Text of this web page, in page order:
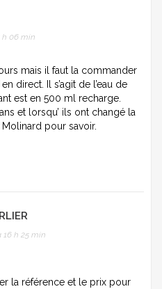
h 06 min
mais il faut la commander
direct. Il s’agit de l’eau de
est en 500 ml recharge.
et lorsqu’ ils ont changé la
pour savoir.
16 h 25 min
la référence et le prix pour